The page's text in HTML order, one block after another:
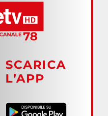
SCARICA
L’APP